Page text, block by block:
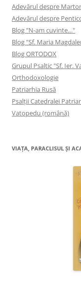
Adevărul despre
Adevărul despre
Blog "N-am cuvinte…"
Blog "Sf. Maria
Blog ORTODOX
Grupul Psaltic "Sf. Ier.
Orthodoxologie
Patriarhia Rusă
Psalţii Catedralei
Vatopedu (română)
VIAŢA, PARACLISUL ŞI